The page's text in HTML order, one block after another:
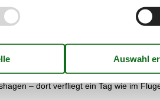
– der so genannte
werden.
angeboten. Dabei können
in der Familie ein spannendes Erlebnis
die insbesondere für die Kleinen
– dort verfliegt ein Tag wie im